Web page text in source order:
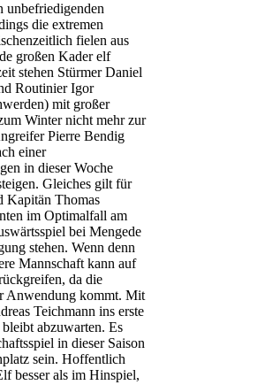
unbefriedigenden
die extremen
fielen aus
großen Kader elf
stehen Stürmer Daniel
Routinier Igor
mit großer
Winter nicht mehr zur
Pierre Bendig
einer
in dieser Woche
Gleiches gilt für
Kapitän Thomas
im Optimalfall am
bei Mengede
stehen. Wenn denn
Mannschaft kann auf
da die
Anwendung kommt. Mit
Teichmann ins erste
abzuwarten. Es
in dieser Saison
sein. Hoffentlich
besser als im Hinspiel,